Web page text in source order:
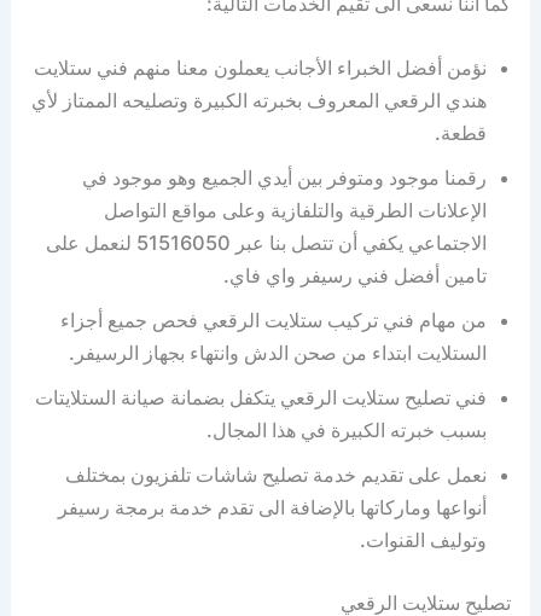
نؤمن أفضل الخبراء الأجانب يعملون معنا منهم فني ستلايت
هندي الرقعي المعروف بخبرته الكبيرة وتصليحه الممتاز لأي
قطعة.
رقمنا موجود ومتوفر بين أيدي الجميع وهو موجود في
الإعلانات الطرقية والتلفازية وعلى مواقع التواصل
الاجتماعي يكفي أن تتصل بنا عبر 51516050 لنعمل على
تامين أفضل فني رسيفر واي فاي.
من مهام فني تركيب ستلايت الرقعي فحص جميع أجزاء
الستلايت ابتداء من صحن الدش وانتهاء بجهاز الرسيفر.
فني تصليح ستلايت الرقعي يتكفل بضمانة صيانة الستلايتات
بسبب خبرته الكبيرة في هذا المجال.
نعمل على تقديم خدمة تصليح شاشات تلفزيون بمختلف
أنواعها وماركاتها بالإضافة الى تقدم خدمة برمجة رسيفر
وتوليف القنوات.
تصليح ستلايت الرقعي